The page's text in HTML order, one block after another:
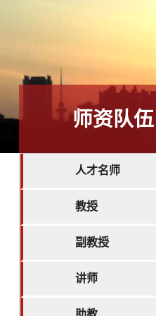
师资队伍
人才名师
教授
副教授
讲师